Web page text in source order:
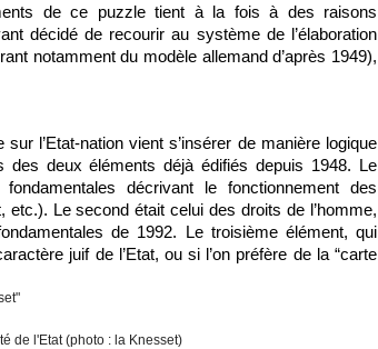
de ce puzzle tient à la fois à des raisons
décidé de recourir au système de l’élaboration
notamment du modèle allemand d’après 1949),
l’Etat-nation vient s’insérer de manière logique
des deux éléments déjà édifiés depuis 1948. Le
décrivant le fonctionnement des
etc.). Le second était celui des droits de l’homme,
de 1992. Le troisième élément, qui
juif de l’Etat, ou si l’on préfère de la “carte
de l'Etat (photo : la Knesset)